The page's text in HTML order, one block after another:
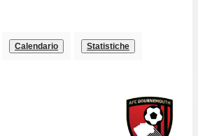
Calendario Statistiche